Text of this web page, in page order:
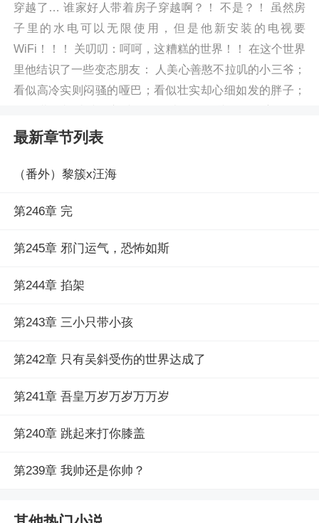
穿越了… 谁家好人带着房子穿越啊？！ 不是？！ 虽然房
子里的水电可以无限使用，但是他新安装的电视要
WiFi！！！ 关叨叨：呵呵，这糟糕的世界！！ 在这个世界
里他结识了一些变态朋友： 人美心善憨不拉叽的小三爷；
看似高冷实则闷骚的哑巴；看似壮实却心细如发的胖子；
关叨叨：我感觉他们愿意和我交朋友肯定是想每次盗墓的
邀，不想去盗墓最新章节请关注（悠闲小说
最新章节列表
（番外）黎簇x汪海
第246章 完
第245章 邪门运气，恐怖如斯
第244章 掐架
第243章 三小只带小孩
第242章 只有吴斜受伤的世界达成了
第241章 吾皇万岁万岁万万岁
第240章 跳起来打你膝盖
第239章 我帅还是你帅？